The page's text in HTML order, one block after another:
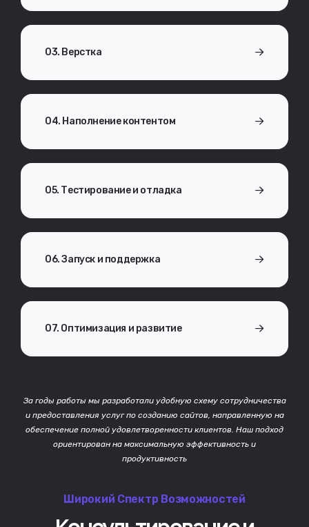
03. Верстка
04. Наполнение контентом
05. Тестирование и отладка
06. Запуск и поддержка
07. Оптимизация и развитие
За годы работы мы разработали удобную схему сотрудничества
и предоставления услуг по созданию сайтов, направленную на
обеспечение полной удовлетворенности клиентов. Наш подход
ориентирован на максимальную эффективность и
продуктивность
Широкий Спектр Возможностей